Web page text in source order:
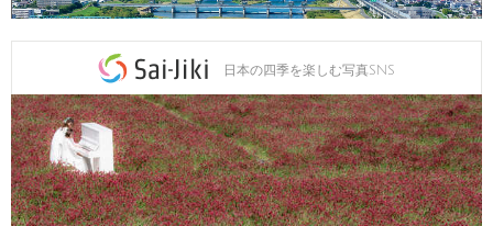
日本の四季を楽しむ写真SNS